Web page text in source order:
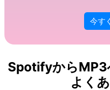
今す
SpotifyからMP3
よく